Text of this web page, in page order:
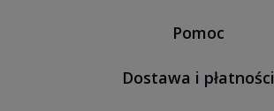
Pomoc
Dostawa i płatności